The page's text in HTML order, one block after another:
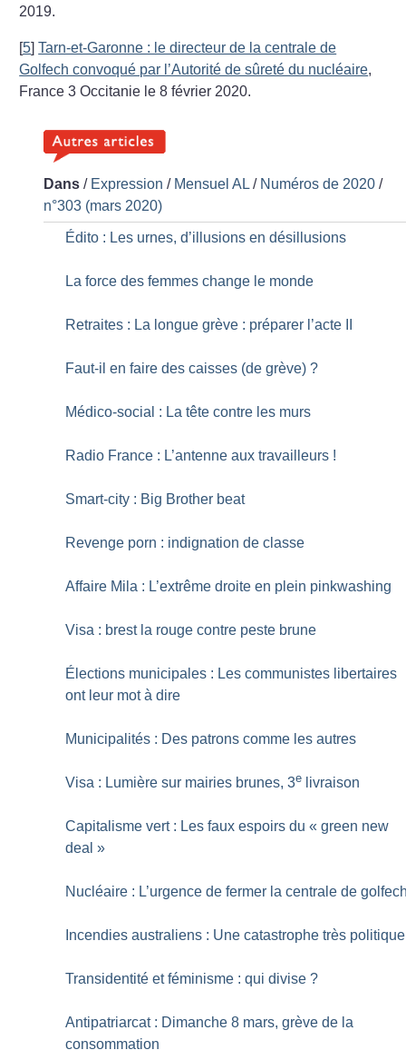
2019.
[5]Tarn-et-Garonne : le directeur de la centrale de
Golfech convoqué par l’Autorité de sûreté du nucléaire,
France 3 Occitanie le 8 février 2020.
Dans / Expression / Mensuel AL / Numéros de 2020 /
n°303 (mars 2020)
Édito : Les urnes, d’illusions en désillusions
La force des femmes change le monde
Retraites : La longue grève : préparer l’acte II
Faut-il en faire des caisses (de grève) ?
Médico-social : La tête contre les murs
Radio France : L’antenne aux travailleurs !
Smart-city : Big Brother beat
Revenge porn : indignation de classe
Affaire Mila : L’extrême droite en plein pinkwashing
Visa : brest la rouge contre peste brune
Élections municipales : Les communistes libertaires
ont leur mot à dire
Municipalités : Des patrons comme les autres
Visa : Lumière sur mairies brunes, 3e livraison
Capitalisme vert : Les faux espoirs du « green new
deal »
Nucléaire : L’urgence de fermer la centrale de
Incendies australiens : Une catastrophe très politique
Transidentité et féminisme : qui divise ?
Antipatriarcat : Dimanche 8 mars, grève de la
consommation